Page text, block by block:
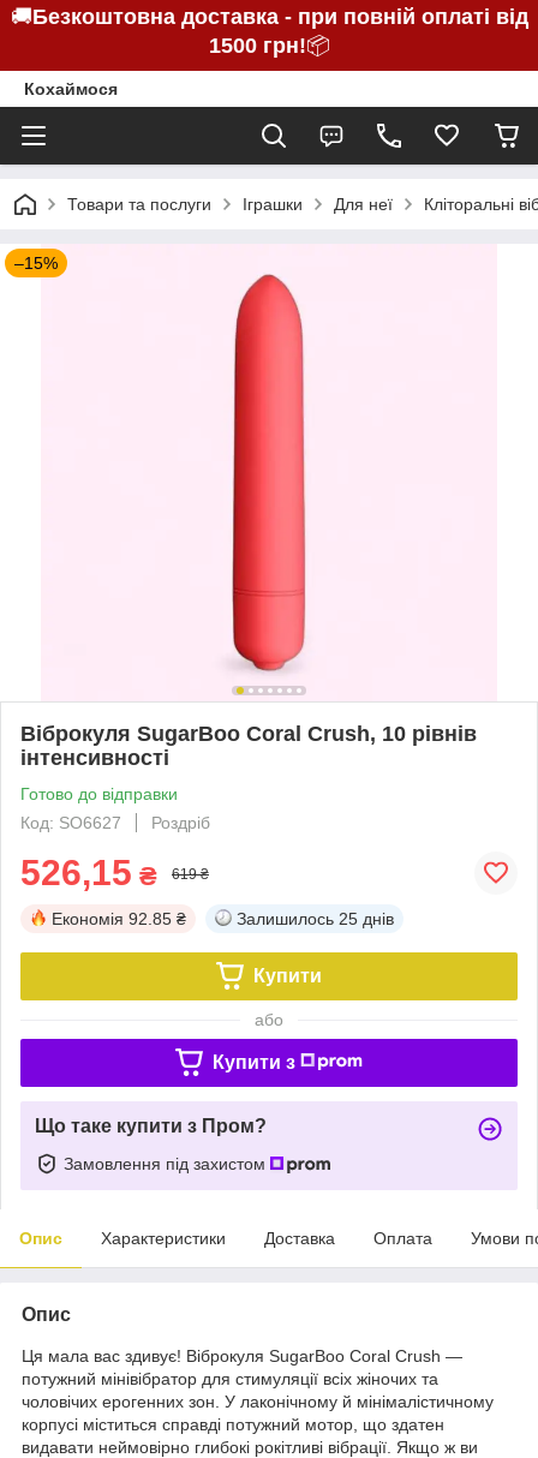
🚚Безкоштовна доставка - при повній оплаті від
1500 грн!📦
Кохаймося
Товари та послуги Іграшки Для неї Кліторальні
–15%
Віброкуля SugarBoo Coral Crush, 10 рівнів
інтенсивності
Готово до відправки
Код: SO6627
Роздріб
526,15 ₴ 619 ₴
Економія 92.85 ₴ Залишилось 25 днів
Купити
або
Купити з
Що таке купити з Пром?
Замовлення під захистом
Опис Характеристики Доставка Оплата Умови
Опис
Ця мала вас здивує! Віброкуля SugarBoo Coral Crush —
потужний мінівібратор для стимуляції всіх жіночих та
чоловічих ерогенних зон. У лаконічному й мінімалістичному
корпусі міститься справді потужний мотор, що здатен
видавати неймовірно глибокі рокітливі вібрації. Якщо ж ви